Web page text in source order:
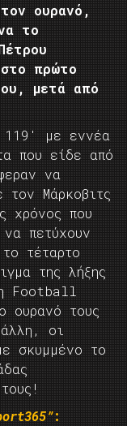
ουρανό,
το
πρώτο
μετά από
119′ με εννέα
που είδε από
να
τον Μάρκοβιτς
χρόνος που
πετύχουν
τέταρτο
της λήξης
Football
ουρανό τους
οι
σκυμμένο το
: